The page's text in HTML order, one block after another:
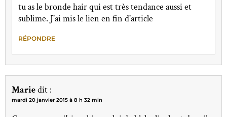
tu as le bronde hair qui est très tendance aussi et
sublime. J'ai mis le lien en fin d'article
RÉPONDRE
Mariedit :
mardi 20 janvier 2015 à 8 h 32 min